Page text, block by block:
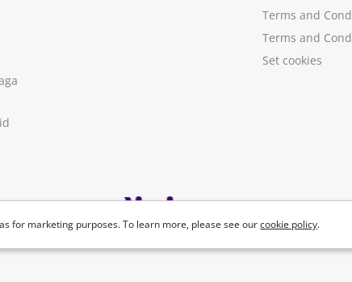
for marketing purposes. To learn more, please see ourcookie policy.
Terms and
Terms and
Set cookies